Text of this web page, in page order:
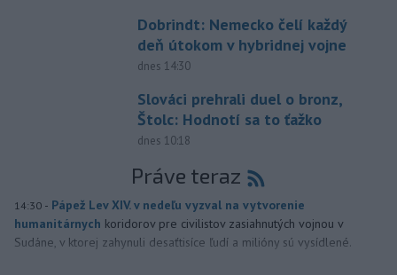
Dobrindt: Nemecko čelí každý
deň útokom v hybridnej vojne
dnes 14:30
Slováci prehrali duel o bronz,
Štolc: Hodnotí sa to ťažko
dnes 10:18
Práve teraz
14:30 - Pápež Lev XIV. v nedeľu vyzval na vytvorenie
humanitárnych koridorov pre civilistov zasiahnutých vojnou v
Sudáne, v ktorej zahynuli desaťtisíce ľudí a milióny sú vysídlené.